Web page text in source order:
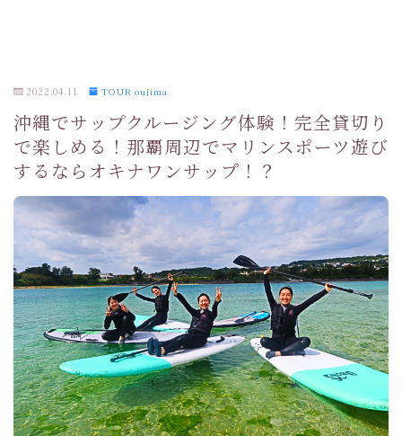
2022.04.11 TOUR oujima
沖縄でサップクルージング体験！完全貸切り
で楽しめる！那覇周辺でマリンスポーツ遊び
するならオキナワンサップ！？